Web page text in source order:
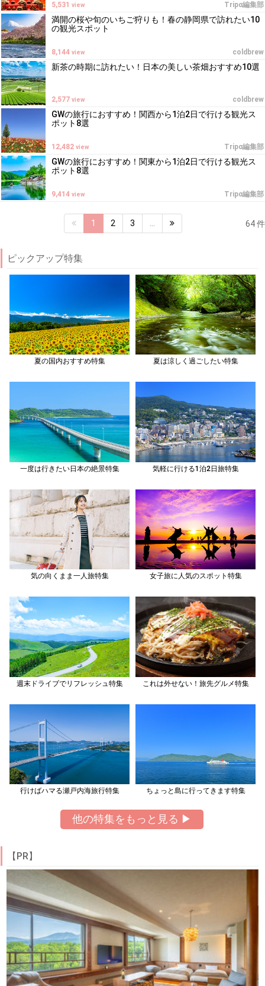
Tripα編集部
5,531 view
満開の桜や旬のいちご狩りも！春の静岡県で訪れたい10
の観光スポット
coldbrew
8,144 view
新茶の時期に訪れたい！日本の美しい茶畑おすすめ10選
coldbrew
2,577 view
GWの旅行におすすめ！関西から1泊2日で行ける観光ス
ポット8選
Tripα編集部
12,482 view
GWの旅行におすすめ！関東から1泊2日で行ける観光ス
ポット8選
Tripα編集部
9,414 view
64 件
1 2 3
ピックアップ特集
夏の国内おすすめ特集 夏は涼しく過ごしたい特集
一度は行きたい日本の絶景特集 気軽に行ける1泊2日旅特集
気の向くまま一人旅特集 女子旅に人気のスポット特集
週末ドライブでリフレッシュ特集 これは外せない！旅先グルメ特集
行けばハマる瀬戸内海旅行特集 ちょっと島に行ってきます特集
他の特集をもっと見る ▶
【PR】